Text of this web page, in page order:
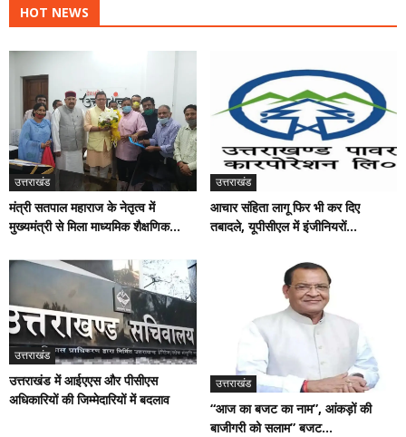
HOT NEWS
उत्तराखंड
मंत्री सतपाल महाराज के नेतृत्व में
मुख्यमंत्री से मिला माध्यमिक शैक्षणिक...
उत्तराखंड
आचार संहिता लागू फिर भी कर दिए
तबादले, यूपीसीएल में इंजीनियरों...
उत्तराखंड
उत्तराखंड में आईएएस और पीसीएस
अधिकारियों की जिम्मेदारियों में बदलाव
उत्तराखंड
“आज का बजट का नाम”, आंकड़ों की
बाजीगरी को सलाम” बजट...